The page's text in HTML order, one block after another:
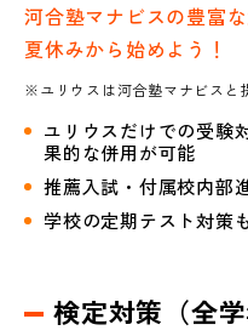
河合塾マナビスの豊富
夏休みから始めよう！
※ユリウスは河合塾マナビスと
ユリウスだけでの受験
果的な併用が可能
推薦入試・付属校内部
学校の定期テスト対策
検定対策（全学